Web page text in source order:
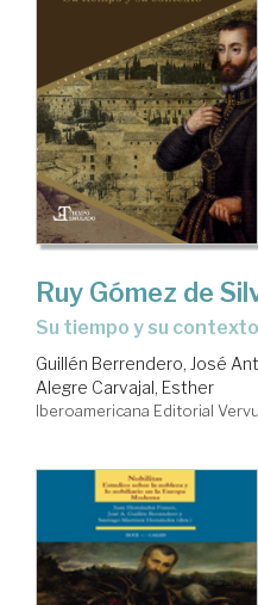
Ruy Gómez de
su tiempo y su contexto
Guillén Berrendero, José
Alegre Carvajal, Esther
Iberoamericana Editorial